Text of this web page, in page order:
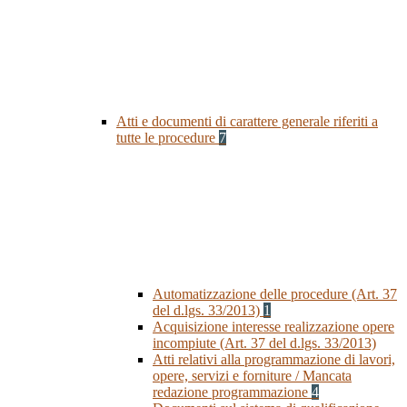
Atti e documenti di carattere generale riferiti a
tutte le procedure 7
Automatizzazione delle procedure (Art. 37
del d.lgs. 33/2013) 1
Acquisizione interesse realizzazione opere
incompiute (Art. 37 del d.lgs. 33/2013)
Atti relativi alla programmazione di lavori,
opere, servizi e forniture / Mancata
redazione programmazione 4